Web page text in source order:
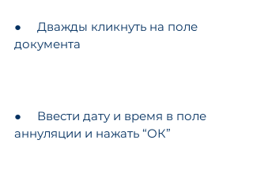
●     Дважды кликнуть на поле
документа
●     Ввести дату и время в поле
аннуляции и нажать “ОК”